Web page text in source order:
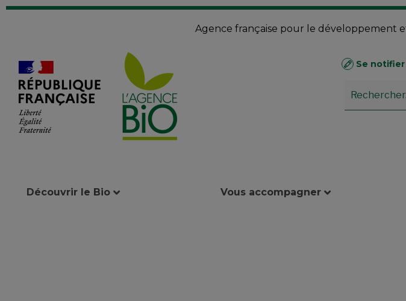
Agence française pour le développement
Se
Découvrir le Bio Vous accompagner